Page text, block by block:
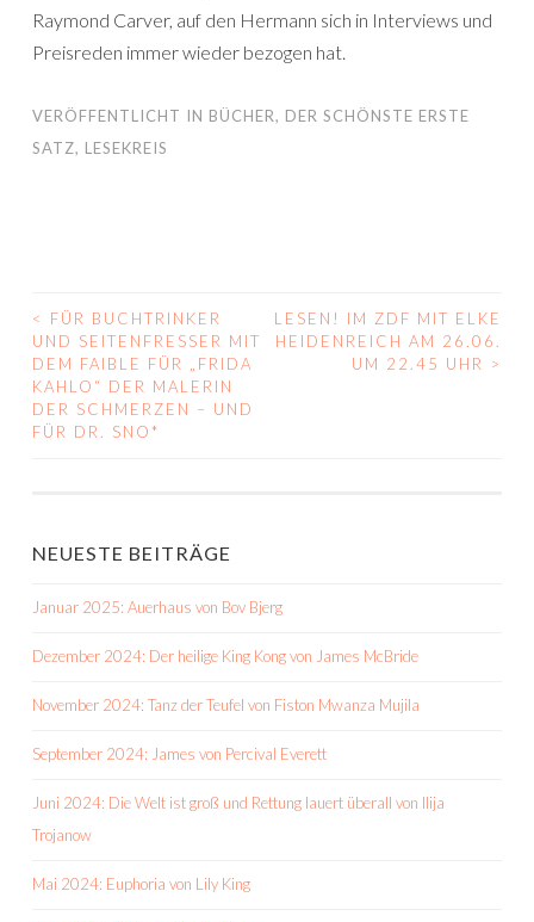
Raymond Carver, auf den Hermann sich in Interviews und
Preisreden immer wieder bezogen hat.
VERÖFFENTLICHT IN BÜCHER, DER SCHÖNSTE ERSTE
SATZ, LESEKREIS
BEITRAGS-
NAVIGATION
<
FÜR BUCHTRINKER
UND SEITENFRESSER MIT
DEM FAIBLE FÜR „FRIDA
KAHLO“ DER MALERIN
DER SCHMERZEN – UND
FÜR DR. SNO*
LESEN! IM ZDF MIT ELKE
HEIDENREICH AM 26.06.
UM 22.45 UHR
>
NEUESTE BEITRÄGE
Januar 2025: Auerhaus von Bov Bjerg
Dezember 2024: Der heilige King Kong von James McBride
November 2024: Tanz der Teufel von Fiston Mwanza Mujila
September 2024: James von Percival Everett
Juni 2024: Die Welt ist groß und Rettung lauert überall von Ilija
Trojanow
Mai 2024: Euphoria von Lily King